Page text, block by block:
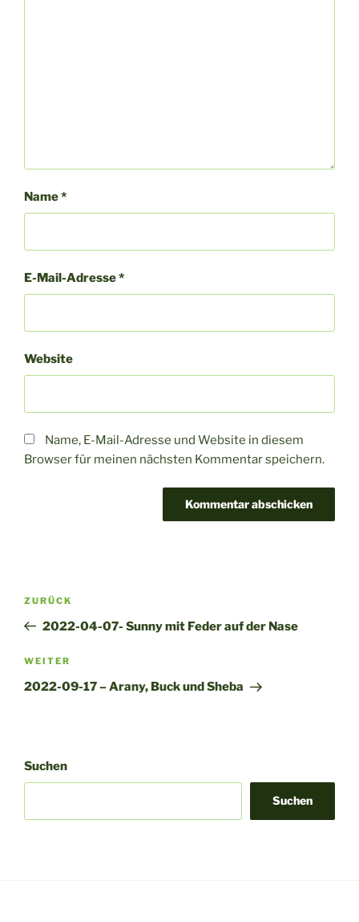
Name*
E-Mail-Adresse*
Website
Name, E-Mail-Adresse und Website in diesem
Browser für meinen nächsten Kommentar speichern.
e
r
a
t
:
Beitragsnavigation
Vorheriger
Beitrag
ZURÜCK
2022-04-07- Sunny mit Feder auf der Nase
Nächster
Beitrag
WEITER
2022-09-17 – Arany, Buck und Sheba
Suchen
Suchen